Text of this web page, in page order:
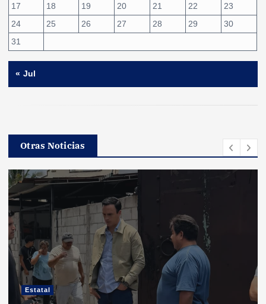
17
18 19 20 21 22
23
24
25 26 27 28 29
30
31
« Jul
Otras Noticias
Estatal